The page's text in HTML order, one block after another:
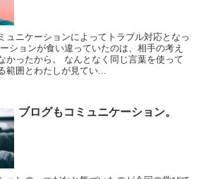
ュニケーションによってトラブル対応となっ
ションが食い違っていたのは、相手の考え
かったから。 なんとなく同じ言葉を使って
範囲とわたしが見てい...
ブログもコミュニケーション。